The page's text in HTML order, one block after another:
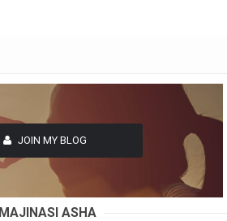
JOIN MY BLOG
IMAJINASI ASHA